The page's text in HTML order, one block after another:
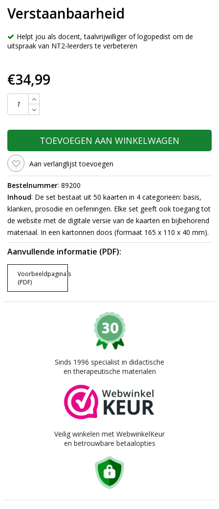
Verstaanbaarheid
Helpt jou als docent, taalvrijwilliger of logopedist om de
uitspraak van NT2-leerders te verbeteren
€34,99
TOEVOEGEN AAN WINKELWAGEN
Aan verlanglijst toevoegen
Bestelnummer: 89200
Inhoud: De set bestaat uit 50 kaarten in 4 categorieën: basis,
klanken, prosodie en oefeningen. Elke set geeft ook toegang tot
de website met de digitale versie van de kaarten en bijbehorend
materiaal. In een kartonnen doos (formaat 165 x 110 x 40 mm).
Aanvullende informatie (PDF):
Voorbeeldpagina`s
(PDF)
Sinds 1996 specialist in didactische
en therapeutische materialen
Veilig winkelen met WebwinkelKeur
en betrouwbare betaalopties